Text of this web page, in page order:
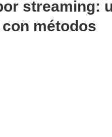
streaming:
métodos